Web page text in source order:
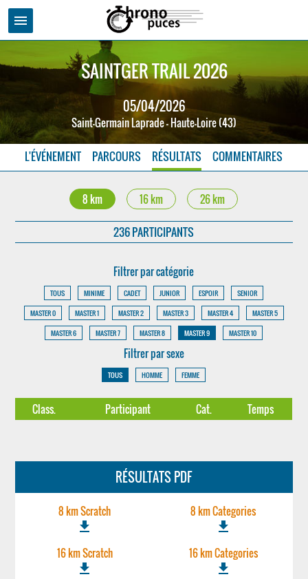
menu
SAINTGER TRAIL 2026
05/04/2026
Saint-Germain Laprade - Haute-Loire (43)
L'ÉVÉNEMENT PARCOURS RÉSULTATS COMMENTAIRES
8 km 16 km 26 km
236 PARTICIPANTS
Filtrer par catégorie
TOUS MINIME CADET JUNIOR ESPOIR
SENIOR
MASTER 0
MASTER 1 MASTER 2 MASTER 3 MASTER 4
MASTER 5
MASTER 6
MASTER 7 MASTER 8 MASTER 9 MASTER 10
Filtrer par sexe
TOUS HOMME FEMME
Class. Participant Cat. Temps
RÉSULTATS PDF
8 km Scratch
file_download
8 km Categories
file_download
16 km Scratch
file_download
16 km Categories
file_download